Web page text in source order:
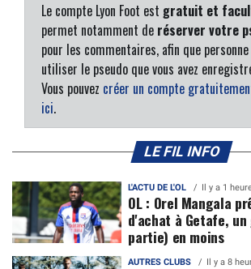
Le compte Lyon Foot est gratuit et
permet notamment de réserver votre
pour les commentaires, afin que
utiliser le pseudo que vous avez
Vous pouvez créer un compte
ici.
LE FIL INFO
L'ACTU DE L'OL Il y a 1
OL : Orel Mangala
d'achat à Getafe,
partie) en moins
AUTRES CLUBS Il y a 8